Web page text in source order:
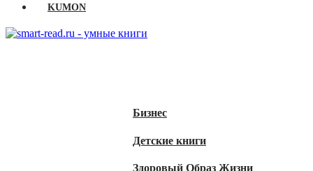
KUMON
Бизнес
Детские книги
Здоровый Образ Жизни